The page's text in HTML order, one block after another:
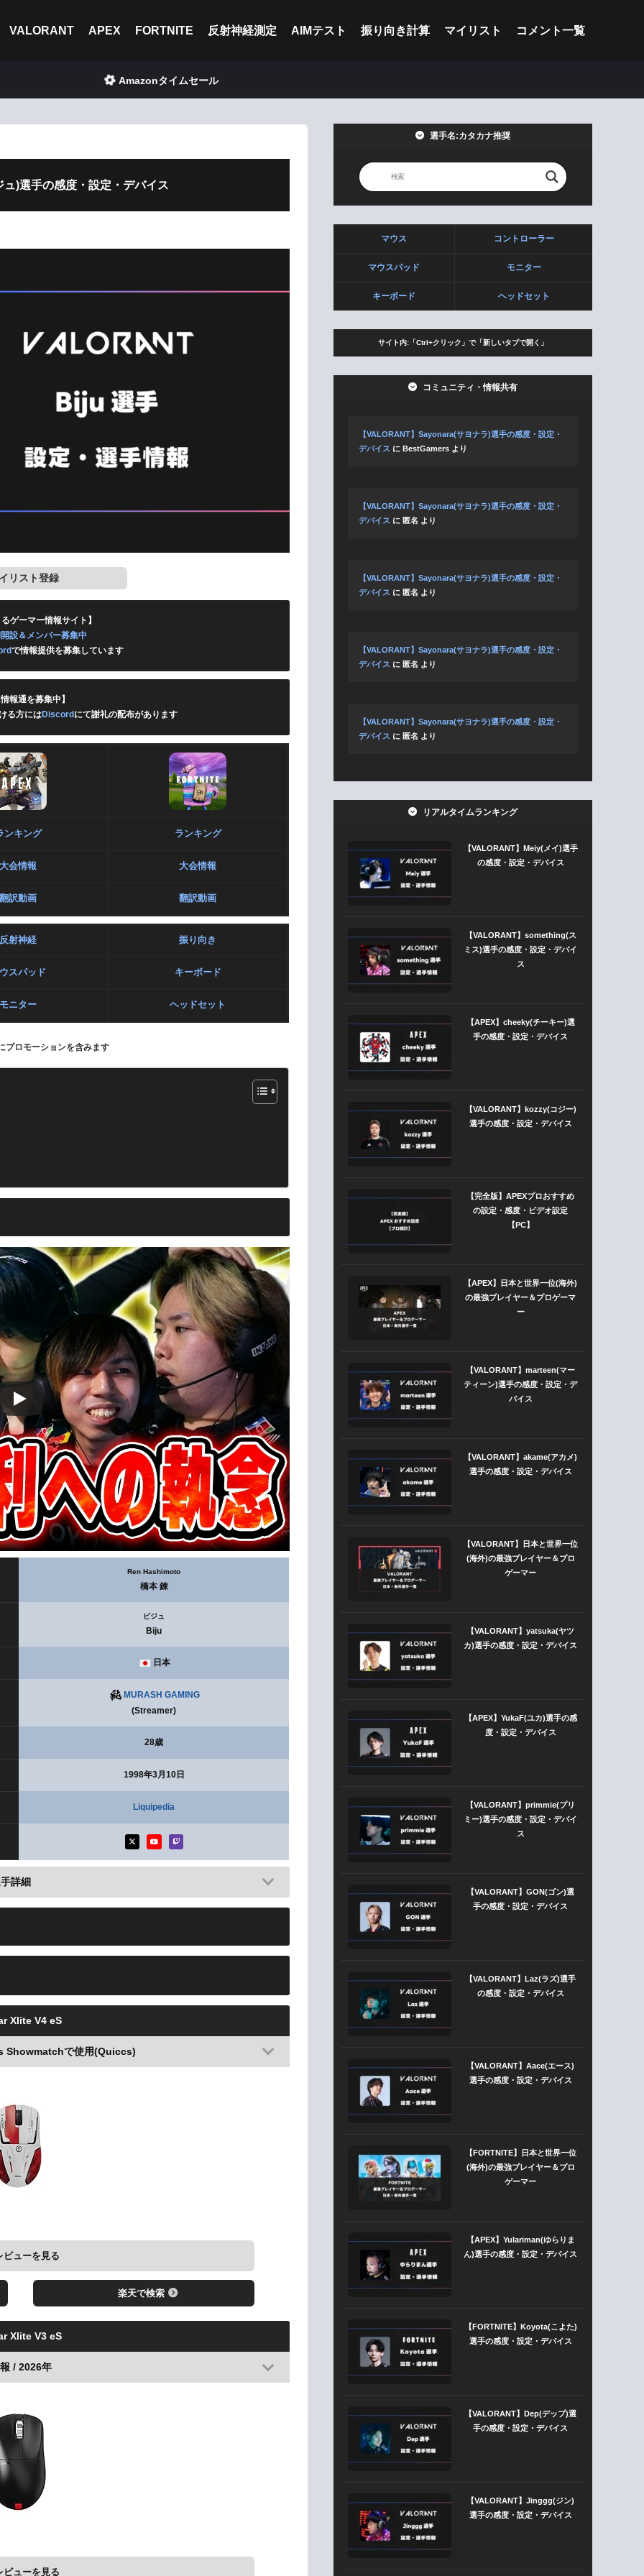
VALORANT APEX FORTNITE 反射神経測定 AIMテスト 振り向き計算 マイリスト コメント一覧
Amazonタイムセール
)選手の感度・設定・デバイス
リスト登録
ゲーマー情報サイト】
設＆メンバー募集中
で情報提供を募集しています
報通を募集中】
る方にはDiscord にて謝礼の配布があります
ンキング ランキング
大会情報 大会情報
翻訳動画 翻訳動画
反射神経 振り向き
スパッド キーボード
モニター ヘッドセット
プロモーションを含みます
Ren Hashimoto
橋本 錬
ビジュ
Biju
日本
MURASH GAMING
(Streamer)
28歳
1998年3月10日
Liquipedia
詳細
Xlite V4 eS
Showmatchで使用(Quiccs)
ューを見る
楽天で検索
Xlite V3 eS
/ 2026年
ューを見る
選手名:カタカナ推奨
マウス コントローラー
マウスパッド モニター
キーボード ヘッドセット
サイト内:「Ctrl+クリック」で「新しいタブで開く」
コミュニティ・情報共有
【VALORANT】Sayonara(サヨナラ)選手の感度・設定・
デバイス に BestGamers より
【VALORANT】Sayonara(サヨナラ)選手の感度・設定・
デバイス に 匿名 より
【VALORANT】Sayonara(サヨナラ)選手の感度・設定・
デバイス に 匿名 より
【VALORANT】Sayonara(サヨナラ)選手の感度・設定・
デバイス に 匿名 より
【VALORANT】Sayonara(サヨナラ)選手の感度・設定・
デバイス に 匿名 より
リアルタイムランキング
【VALORANT】Meiy(メイ)選手
の感度・設定・デバイス
【VALORANT】something(ス
ミス)選手の感度・設定・デバイ
ス
【APEX】cheeky(チーキー)選
手の感度・設定・デバイス
【VALORANT】kozzy(コジー)
選手の感度・設定・デバイス
【完全版】APEXプロおすすめ
の設定・感度・ビデオ設定
【PC】
【APEX】日本と世界一位(海外)
の最強プレイヤー＆プロゲーマ
ー
【VALORANT】marteen(マー
ティーン)選手の感度・設定・デ
バイス
【VALORANT】akame(アカメ)
選手の感度・設定・デバイス
【VALORANT】日本と世界一位
(海外)の最強プレイヤー＆プロ
ゲーマー
【VALORANT】yatsuka(ヤツ
カ)選手の感度・設定・デバイス
【APEX】YukaF(ユカ)選手の感
度・設定・デバイス
【VALORANT】primmie(プリ
ミー)選手の感度・設定・デバイ
ス
【VALORANT】GON(ゴン)選
手の感度・設定・デバイス
【VALORANT】Laz(ラズ)選手
の感度・設定・デバイス
【VALORANT】Aace(エース)
選手の感度・設定・デバイス
【FORTNITE】日本と世界一位
(海外)の最強プレイヤー＆プロ
ゲーマー
【APEX】Yulariman(ゆらりま
ん)選手の感度・設定・デバイス
【FORTNITE】Koyota(こよた)
選手の感度・設定・デバイス
【VALORANT】Dep(デップ)選
手の感度・設定・デバイス
【VALORANT】Jinggg(ジン)
選手の感度・設定・デバイス